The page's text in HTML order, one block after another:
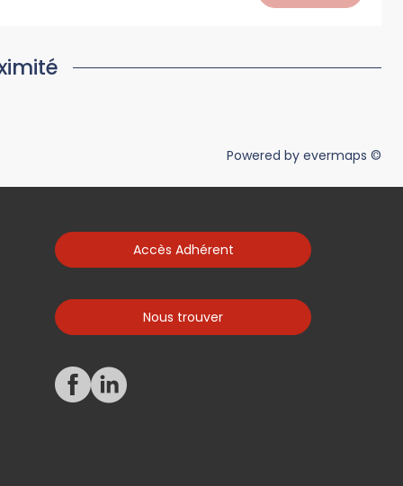
Powered by evermaps ©
Accès Adhérent
Nous trouver